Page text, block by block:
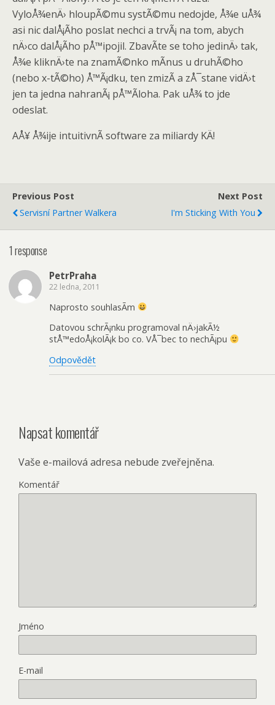
VyloÅ¾enÄ› hloupÃ©mu systÃ©mu nedojde, Å¾e uÅ¾
asi nic dalÅ¡Ã­ho poslat nechci a trvÃ¡ na tom, abych
nÄ›co dalÅ¡Ã­ho pÅ™ipojil. ZbavÃ­te se toho jedinÄ› tak,
Å¾e kliknÄ›te na znamÃ©nko mÃ­nus u druhÃ©ho
(nebo x-tÃ©ho) Å™Ã¡dku, ten zmizÃ­ a zÅ¯stane vidÄ›t
jen ta jedna nahranÃ¡ pÅ™Ã­loha. Pak uÅ¾ to jde
odeslat.
AÅ¥ Å¾ije intuitivnÃ­ software za miliardy KÄ!
Previous Post
Servisní Partner Walkera
Next Post
I'm Sticking With You
1 response
PetrPraha
22 ledna, 2011
Naprosto souhlasÃ­m
Datovou schrÃ¡nku programoval nÄ›jakÃ½
stÅ™edoÅ¡kolÃ¡k bo co. VÅ¯bec to nechÃ¡pu
Odpovědět
Napsat komentář
Vaše e-mailová adresa nebude zveřejněna.
Komentář
Jméno
E-mail